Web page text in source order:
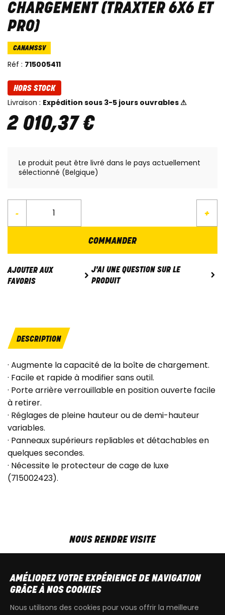
CHARGEMENT (TRAXTER 6X6 ET
PRO)
CANAMSSV
Réf : 715005411
HORS STOCK
Livraison : Expédition sous 3-5 jours ouvrables ⚠
2 010,37€
Le produit peut être livré dans le pays actuellement
sélectionné (Belgique)
- +
COMMANDER
AJOUTER AUX
FAVORIS
J'AI UNE QUESTION SUR LE
PRODUIT
DESCRIPTION
· Augmente la capacité de la boîte de chargement.
· Facile et rapide à modifier sans outil.
· Porte arrière verrouillable en position ouverte facile
à retirer.
· Réglages de pleine hauteur ou de demi-hauteur
variables.
· Panneaux supérieurs repliables et détachables en
quelques secondes.
· Nécessite le protecteur de cage de luxe
(715002423).
NOUS RENDRE VISITE
SAM9h00 - 13h30
T+32 64 700 970
AMÉLIOREZ VOTRE EXPÉRIENCE DE NAVIGATION
GRÂCE À NOS COOKIES
Nous utilisons des cookies pour vous offrir la meilleure